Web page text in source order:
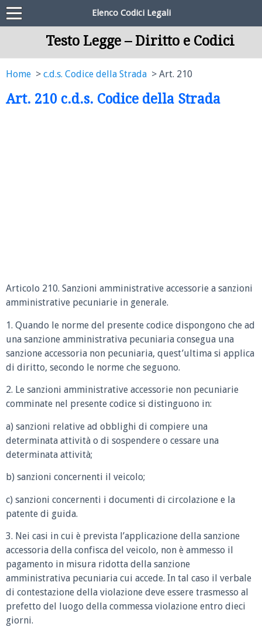
Elenco Codici Legali
Testo Legge – Diritto e Codici
Home c.d.s. Codice della Strada Art. 210
Art. 210 c.d.s. Codice della Strada
Articolo 210. Sanzioni amministrative accessorie a sanzioni
amministrative pecuniarie in generale.
1. Quando le norme del presente codice dispongono che ad
una sanzione amministrativa pecuniaria consegua una
sanzione accessoria non pecuniaria, quest’ultima si applica
di diritto, secondo le norme che seguono.
2. Le sanzioni amministrative accessorie non pecuniarie
comminate nel presente codice si distinguono in:
a) sanzioni relative ad obblighi di compiere una
determinata attività o di sospendere o cessare una
determinata attività;
b) sanzioni concernenti il veicolo;
c) sanzioni concernenti i documenti di circolazione e la
patente di guida.
3. Nei casi in cui è prevista l’applicazione della sanzione
accessoria della confisca del veicolo, non è ammesso il
pagamento in misura ridotta della sanzione
amministrativa pecuniaria cui accede. In tal caso il verbale
di contestazione della violazione deve essere trasmesso al
prefetto del luogo della commessa violazione entro dieci
giorni.